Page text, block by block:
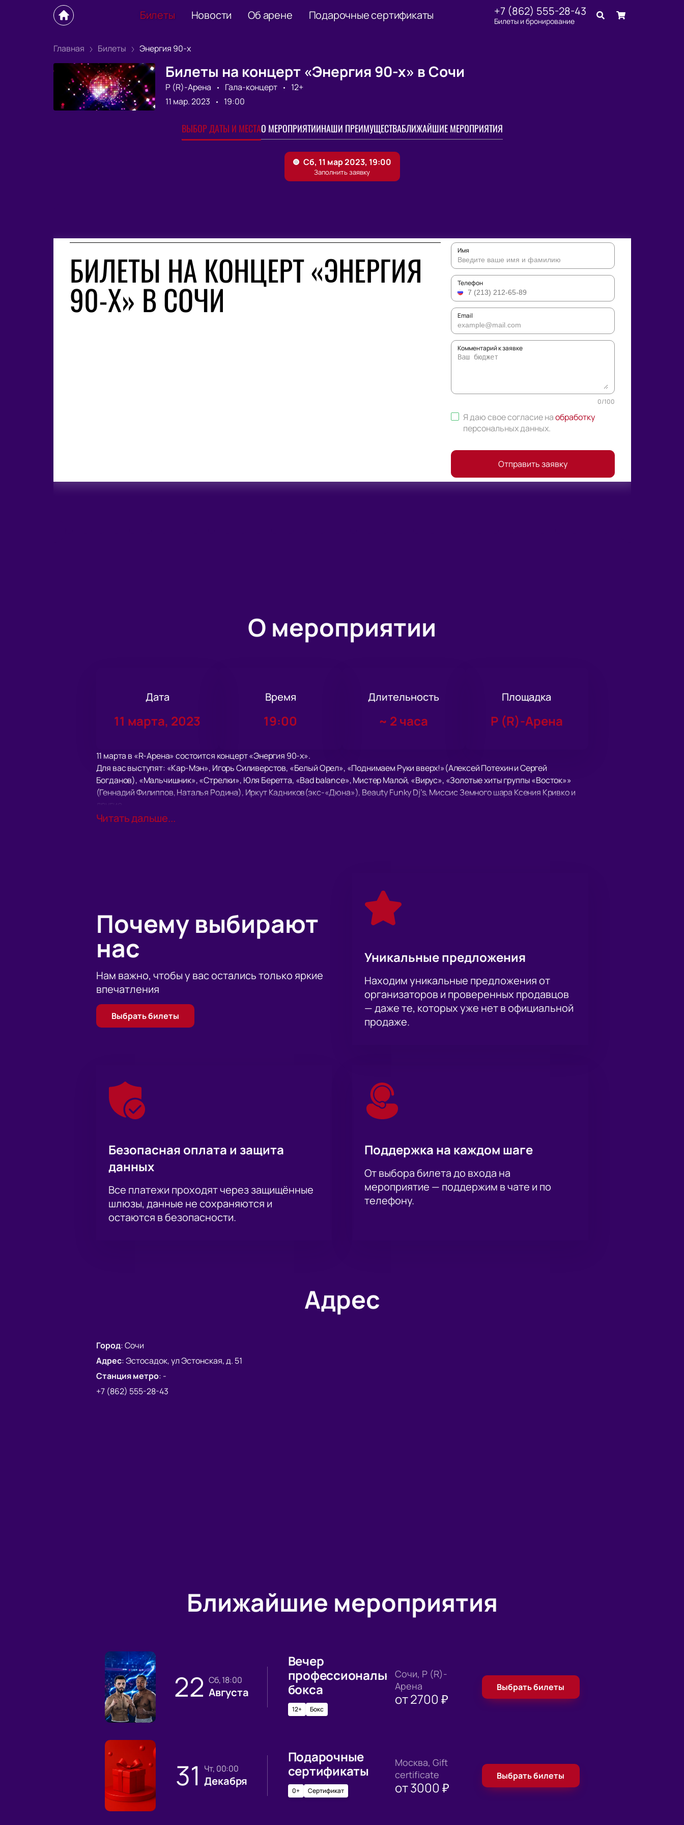
Билеты Новости Об арене Подарочные сертификаты +7 (862) 555-28-43
Билеты и бронирование
Главная Билеты Энергия 90-х
Билеты на концерт «Энергия 90-х» в Сочи
Р (R)-Арена Гала-концерт
12+
11 мар. 2023
19:00
ВЫБОР ДАТЫ И МЕСТАО МЕРОПРИЯТИИНАШИ ПРЕИМУЩЕСТВАБЛИЖАЙШИЕ МЕРОПРИЯТИЯ
БИЛЕТЫ НА КОНЦЕРТ «ЭНЕРГИЯ
90-Х» В СОЧИ
Имя
Телефон
Email
Комментарий к заявке
0/100
Я даю свое согласие наобработку
персональных данных.
Отправить заявку
О мероприятии
Дата
11 марта, 2023
Время
19:00
Длительность
~ 2 часа
Площадка
Р (R)-Арена
11 марта в «R-Арена» состоится концерт «Энергия 90-х».
Для вас выступят: «Кар-Мэн», Игорь Силиверстов, «Белый Орел», «Поднимаем Руки вверх!»(Алексей Потехин и Сергей
Богданов), «Мальчишник», «Стрелки», Юля Беретта, «Bad balance», Мистер Малой, «Вирус», «Золотые хиты группы «Восток»»
(Геннадий Филиппов, Наталья Родина), Иркут Кадников(экс-«Дюна»), Beauty Funky Dj’s, Миссис Земного шара Ксения Кривко и
другие.
Как всегда, артисты порадуют поклонников своего творчества отменными композициями в любимом стиле, а также отличным
Читать дальше...
Почему выбирают
нас
Нам важно, чтобы у вас остались только яркие
впечатления
Выбрать билеты
Уникальные предложения
Находим уникальные предложения от
организаторов и проверенных продавцов
— даже те, которых уже нет в официальной
продаже.
Безопасная оплата и защита
данных
Все платежи проходят через защищённые
шлюзы, данные не сохраняются и
остаются в безопасности.
Поддержка на каждом шаге
От выбора билета до входа на
мероприятие — поддержим в чате и по
телефону.
Адрес
Город:Сочи
Адрес:Эстосадок, ул Эстонская, д. 51
Станция метро: -
+7 (862) 555-28-43
Ближайшие мероприятия
22 сб, 18:00
Августа
Вечер
профессионального
бокса
12+ Бокс
Сочи, Р (R)-
Арена
от2700 ₽
Выбрать билеты
31 чт, 00:00
Декабря
Подарочные
сертификаты
0+ Сертификат
Москва, Gift
certificate
от3000 ₽
Выбрать билеты